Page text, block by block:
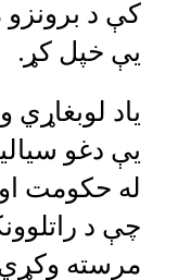
کې د برونزو
یې خپل کړ.
یاد
یې دغو
له حکومت
چې د
مرسته